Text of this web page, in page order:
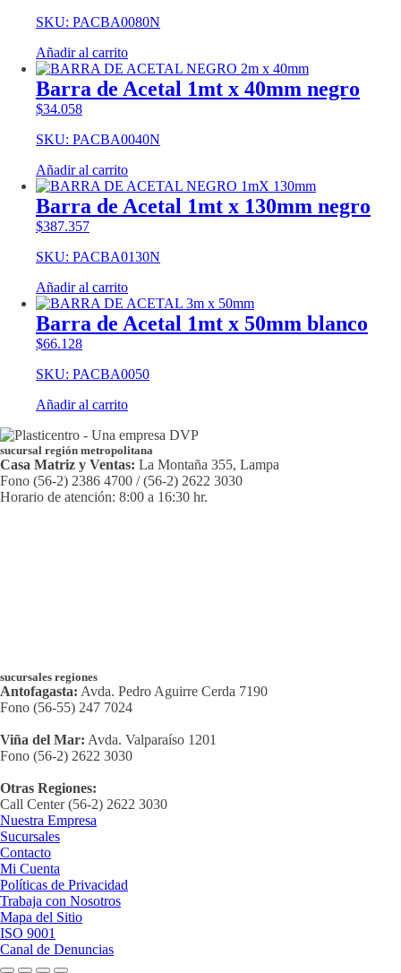
SKU: PACBA0080N
Añadir al carrito
Barra de Acetal 1mt x 40mm negro
$34.058
SKU: PACBA0040N
Añadir al carrito
Barra de Acetal 1mt x 130mm negro
$387.357
SKU: PACBA0130N
Añadir al carrito
Barra de Acetal 1mt x 50mm blanco
$66.128
SKU: PACBA0050
Añadir al carrito
sucursal región metropolitana
Casa Matriz y Ventas: La Montaña 355, Lampa
Fono (56-2) 2386 4700 / (56-2) 2622 3030
Horario de atención: 8:00 a 16:30 hr.
sucursales regiones
Antofagasta: Avda. Pedro Aguirre Cerda 7190
Fono (56-55) 247 7024
Viña del Mar: Avda. Valparaíso 1201
Fono (56-2) 2622 3030
Otras Regiones:
Call Center (56-2) 2622 3030
Nuestra Empresa
Sucursales
Contacto
Mi Cuenta
Políticas de Privacidad
Trabaja con Nosotros
Mapa del Sitio
ISO 9001
Canal de Denuncias